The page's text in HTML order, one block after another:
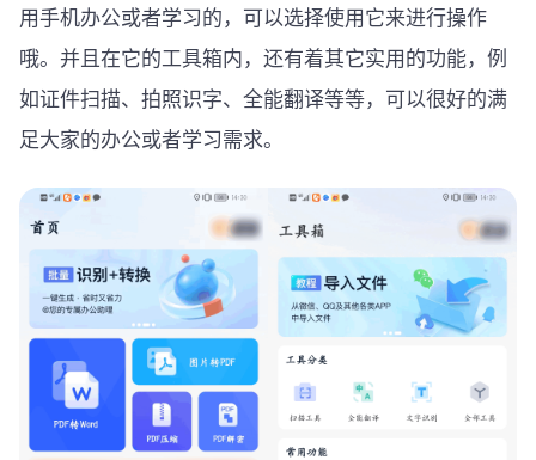
用手机办公或者学习的，可以选择使用它来进行操作
哦。并且在它的工具箱内，还有着其它实用的功能，例
如证件扫描、拍照识字、全能翻译等等，可以很好的满
足大家的办公或者学习需求。